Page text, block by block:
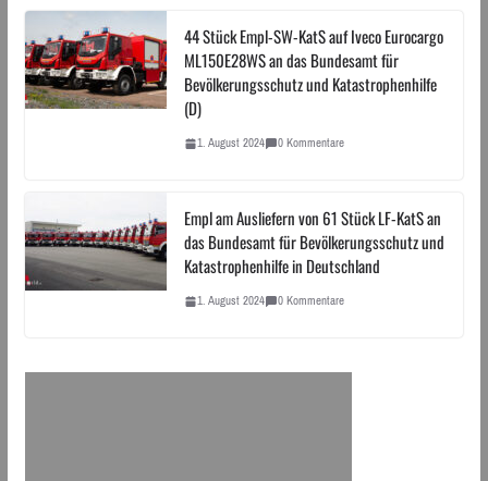
44 Stück Empl-SW-KatS auf Iveco Eurocargo
ML150E28WS an das Bundesamt für
Bevölkerungsschutz und Katastrophenhilfe
(D)
1. August 2024 0 Kommentare
Empl am Ausliefern von 61 Stück LF-KatS an
das Bundesamt für Bevölkerungsschutz und
Katastrophenhilfe in Deutschland
1. August 2024 0 Kommentare